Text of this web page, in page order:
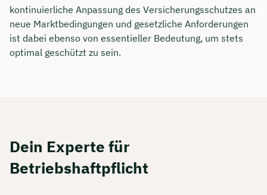
kontinuierliche Anpassung des Versicherungsschutzes an
neue Marktbedingungen und gesetzliche Anforderungen
ist dabei ebenso von essentieller Bedeutung, um stets
optimal geschützt zu sein.
Dein Experte für
Betriebshaftpflicht